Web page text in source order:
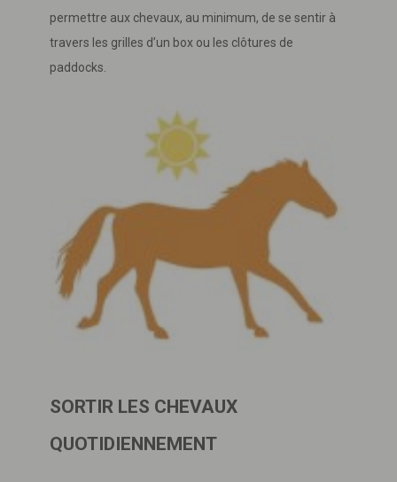
permettre aux chevaux, au minimum, de se sentir à
travers les grilles d’un box ou les clôtures de
paddocks.
SORTIR LES CHEVAUX
QUOTIDIENNEMENT